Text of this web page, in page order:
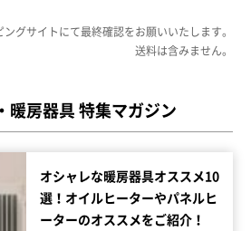
ングサイトにて最終確認をお願いいたします。
送料は含みません。
暖房器具 特集マガジン
オシャレな暖房器具オススメ10
選！オイルヒーターやパネルヒ
ーターのオススメをご紹介！